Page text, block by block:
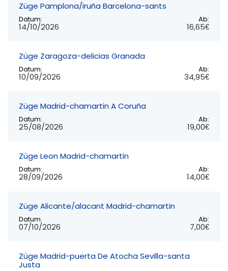
Züge Pamplona/iruña Barcelona-sants
Datum:
14/10/2026
Ab:
16,65€
Züge Zaragoza-delicias Granada
Datum:
10/09/2026
Ab:
34,95€
Züge Madrid-chamartin A Coruña
Datum:
25/08/2026
Ab:
19,00€
Züge Leon Madrid-chamartin
Datum:
28/09/2026
Ab:
14,00€
Züge Alicante/alacant Madrid-chamartin
Datum:
07/10/2026
Ab:
7,00€
Züge Madrid-puerta De Atocha Sevilla-santa
Justa